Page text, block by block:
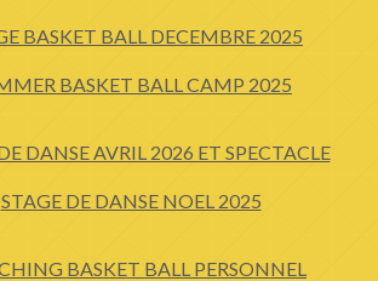
BASKET BALL DECEMBRE 2025
BASKET BALL CAMP 2025
DANSE AVRIL 2026 ET SPECTACLE
STAGE DE DANSE NOEL 2025
BASKET BALL PERSONNEL